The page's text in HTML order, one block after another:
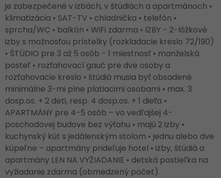
je zabezpečené v izbách, v štúdiách a apartmánoch •
klimatizácia • SAT-TV • chladnička • telefón •
sprcha/WC • balkón • WiFi zdarma • IZBY - 2-lôžkové
izby s možnosťou prístelky (rozkladacie kreslo 72/190)
• ŠTÚDIO pre 3 až 5 osôb - 1 miestnosť • manželská
posteľ • rozťahovací gauč pre dve osoby a
rozťahovacie kreslo • štúdiá musia byť obsadené
minimálne 3-mi plne platiacimi osobami • max. 3
dosp.os. + 2 deti, resp. 4 dosp.os. + 1 dieťa •
APARTMÁNY pre 4-5 osôb – vo vedľajšej 4-
poschodovej budove bez výťahu • majú 2 izby •
kuchynský kút s jedálenským stolom • jednu alebo dve
kúpeľne – apartmány prideľuje hotel • izby, štúdiá a
apartmány LEN NA VYŽIADANIE • detská postieľka na
vyžiadanie zdarma (obmedzený počet)